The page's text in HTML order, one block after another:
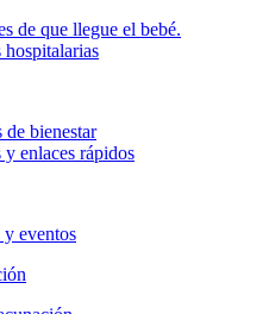
de que llegue el bebé.
bienestar
y enlaces rápidos
y eventos